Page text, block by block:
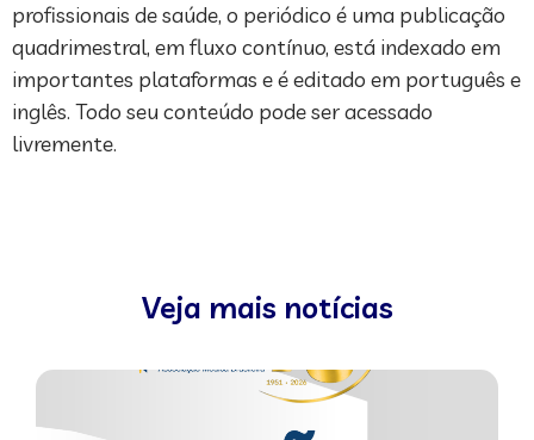
profissionais de saúde, o periódico é uma publicação
quadrimestral, em fluxo contínuo, está indexado em
importantes plataformas e é editado em português e
inglês. Todo seu conteúdo pode ser acessado
livremente.
Veja mais notícias